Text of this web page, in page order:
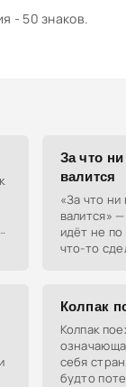
- 50 знаков.
За что
валится
«За что ни
валится»
идёт не
что-то
Колпак
Колпак
себя
будто